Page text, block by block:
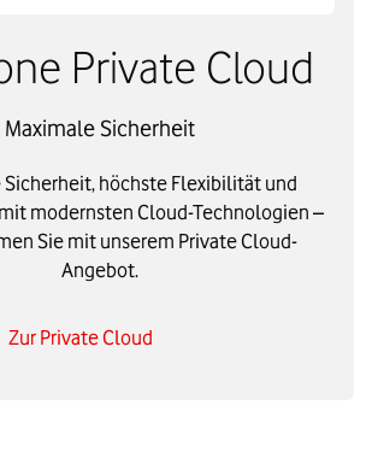
Private Cloud
Maximale Sicherheit
höchste Flexibilität und
modernsten Cloud-Technologien –
Sie mit unserem Private Cloud-
Angebot.
Zur Private Cloud